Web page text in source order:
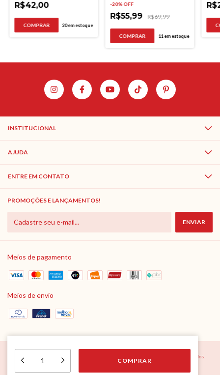
R$42,00
20em estoque
-20% OFF
R$55,99 R$69,99
11 em estoque
INSTITUCIONAL
AJUDA
ENTRE EM CONTATO
PROMOÇÕES E LANÇAMENTOS!
Meios de pagamento
Meios de envio
Copyright Lar do Marceneiro - 10527862000120 - 2026. Todos os direitos reservados.